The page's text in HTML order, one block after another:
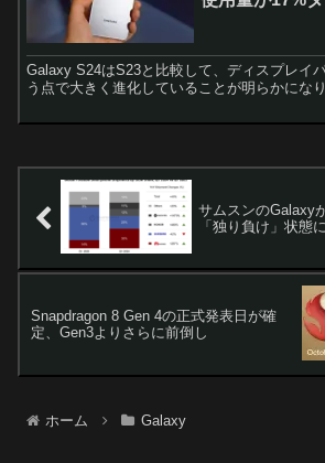
Galaxy S24はS23と比較して、ディスプレイ
う点で大きく進化していることが明らかになり
サムスンのGalaxy
「独り負け」状態に
Snapdragon 8 Gen 4の正式発表日が確
定、Gen3よりさらに前倒し
ホーム Galaxy